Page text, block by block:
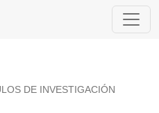
y formulación de propuestas
DE INVESTIGACIÓN